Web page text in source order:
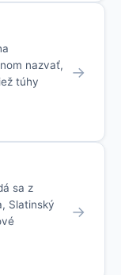
nazvať,
túhy
→
sa z
Slatinský
→